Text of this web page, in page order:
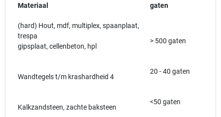
Materiaal
gaten
(hard) Hout, mdf, multiplex, spaanplaat,
trespa
gipsplaat, cellenbeton, hpl
> 500 gaten
Wandtegels t/m krashardheid 4
20 - 40 gaten
Kalkzandsteen, zachte baksteen
<50 gaten